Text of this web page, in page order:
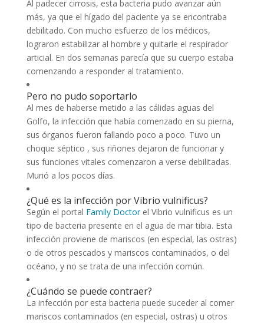
Al padecer cirrosis, esta bacteria pudo avanzar aún
más, ya que el hígado del paciente ya se encontraba
debilitado. Con mucho esfuerzo de los médicos,
lograron estabilizar al hombre y quitarle el respirador
articial. En dos semanas parecía que su cuerpo estaba
comenzando a responder al tratamiento.
Pero no pudo soportarlo
Al mes de haberse metido a las cálidas aguas del
Golfo, la infección que había comenzado en su pierna,
sus órganos fueron fallando poco a poco. Tuvo un
choque séptico , sus riñones dejaron de funcionar y
sus funciones vitales comenzaron a verse debilitadas.
Murió a los pocos días.
¿Qué es la infección por Vibrio vulnificus?
Según el portal Family Doctorel Vibrio vulnificus es un
tipo de bacteria presente en el agua de mar tibia. Esta
infección proviene de mariscos (en especial, las ostras)
o de otros pescados y mariscos contaminados, o del
océano, y no se trata de una infección común.
¿Cuándo se puede contraer?
La infección por esta bacteria puede suceder al comer
mariscos contaminados (en especial, ostras) u otros